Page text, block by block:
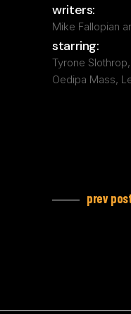
writers:
Mike Fallopian
starring:
Tyrone
Oedipa Mass,
prev post